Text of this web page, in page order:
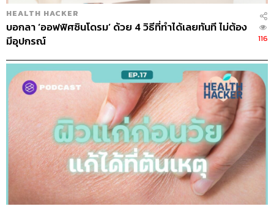
1.8K
ABOUT THE HOST
THE STANDARD PODCAST
ทีมงาน THE STANDARD PODCAST
HEALTH HACKER
บอกลา ‘ออฟฟิศซินโดรม’ ด้วย 4 วิธีที่ทำได้เลยทันที ไม่ต้อง
มีอุปกรณ์
116